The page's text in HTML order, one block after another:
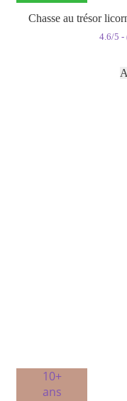
Chasse au trésor
4.6/5 -
10+
ans